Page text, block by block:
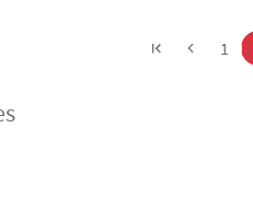
Page
1